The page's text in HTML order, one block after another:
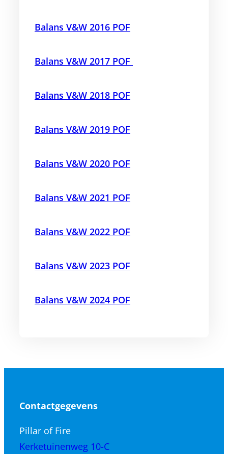
Balans V&W 2016 POF
Balans V&W 2017 POF
Balans V&W 2018 POF
Balans V&W 2019 POF
Balans V&W 2020 POF
Balans V&W 2021 POF
Balans V&W 2022 POF
Balans V&W 2023 POF
Balans V&W 2024 POF
Contactgegevens
Pillar of Fire
Kerketuinenweg 10-C